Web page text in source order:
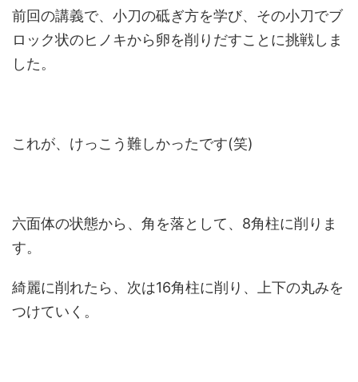
前回の講義で、小刀の砥ぎ方を学び、その小刀でブ
ロック状のヒノキから卵を削りだすことに挑戦しま
した。
これが、けっこう難しかったです(笑)
六面体の状態から、角を落として、8角柱に削りま
す。
綺麗に削れたら、次は16角柱に削り、上下の丸みを
つけていく。